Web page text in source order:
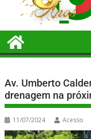
Av. Umberto
drenagem na
11/07/2024 Acesso